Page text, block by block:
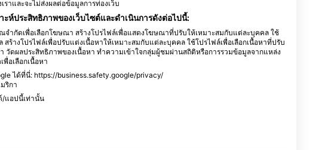
น้ำแห่งนี้
าและจะไม่ส่งผลต่อข้อมูลการท่องเว็บ
ะห์ประสิทธิภาพของเว็บไซต์และดำเนินการดังต่อไปนี้:
ำกัดเพื่อเลือกโฆษณา สร้างโปรไฟล์เพื่อแสดงโฆษณาที่ปรับให้เหมาะสมกับแต่ละบุคคล ใช้
างโปรไฟล์เพื่อปรับแต่งเนื้อหาให้เหมาะสมกับแต่ละบุคคล ใช้โปรไฟล์เพื่อเลือกเนื้อหาที่ปรับ
ดผลประสิทธิภาพของเนื้อหา ทำความเข้าใจกลุ่มผู้ชมผ่านสถิติหรือการรวมข้อมูลจากแหล่ง
อเลือกเนื้อหา
ได้ที่นี่: https://business.safety.google/privacy/
ริกา
/แอปนี้เท่านั้น